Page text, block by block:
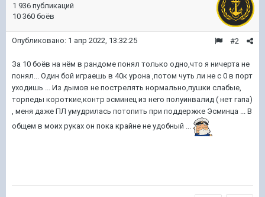
1 936 публикаций
10 360 боёв
#2
Опубликовано: 1 апр 2022, 13:32:25
За 10 боёв на нём в рандоме понял только одно,что я ничерта не
понял... Один бой играешь в 40к урона ,потом чуть ли не с 0 в порт
уходишь ... Из дымов не пострелять нормально,пушки слабые,
торпеды короткие,контр эсминец из него полуинвалид ( нет гапа)
, меня даже ПЛ умудрилась потопить при поддержке Эсминца ... В
общем в моих руках он пока крайне не удобный ...